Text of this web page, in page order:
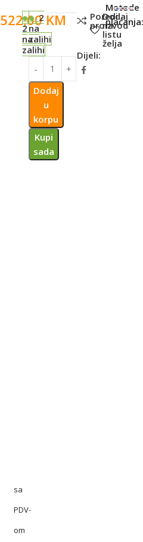
522,00KM
sa
PDV-
om
2
na
zalihi
2
na
zalihi
Dodaj
u
korpu
Kupi
sada
Poredi
proizvod
Dodaj
na
listu
želja
Dijeli:
Metode
plaćanja: